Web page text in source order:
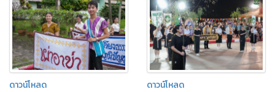
ดาวน์โหลด ดาวน์โหลด